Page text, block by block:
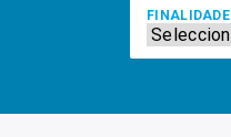
FINALIDADE